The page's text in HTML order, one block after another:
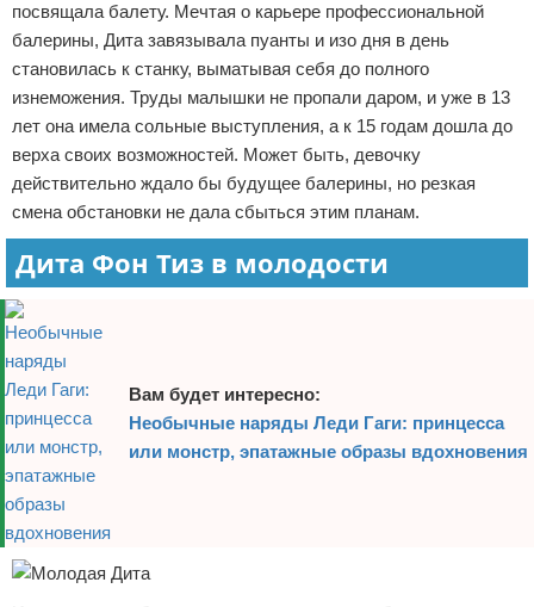
посвящала балету. Мечтая о карьере профессиональной
балерины, Дита завязывала пуанты и изо дня в день
становилась к станку, выматывая себя до полного
изнеможения. Труды малышки не пропали даром, и уже в 13
лет она имела сольные выступления, а к 15 годам дошла до
верха своих возможностей. Может быть, девочку
действительно ждало бы будущее балерины, но резкая
смена обстановки не дала сбыться этим планам.
Дита Фон Тиз в молодости
Вам будет интересно:
Необычные наряды Леди Гаги: принцесса
или монстр, эпатажные образы вдохновения